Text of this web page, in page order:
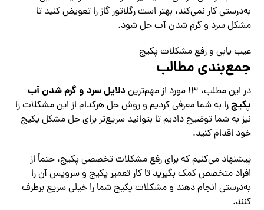
به‌درستی کار نمی‌کند، بهتر است رگلاتور گاز را تعویض کنید تا
مشکل سرد و گرم شدن آب حل شود.
عیب یابی و رفع مشکلات پکیج
جمع‌بندی مطالب
در این مطلب، ۱۳ مورد از مهم‌ترین
دلایل سرد و گرم شدن آب
پکیجرا به شما معرفی کردیم و روش حل هرکدام از این مشکلات را
نیز به شما توضیح دادیم تا بتوانید سریع‌تر برای حل مشکل پکیج
خود اقدام کنید.
پیشنهاد می‌کنیم که برای رفع مشکلات تخصصی پکیج، حتماً از
افراد متخصص کمک بگیرید تا کار تعمیر پکیج و سرویس آن را
به‌درستی انجام دهند و مشکلات پکیج شما را خیلی سریع برطرف
کنند.